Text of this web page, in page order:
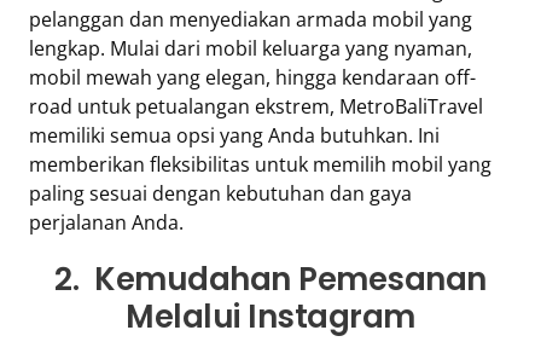
pelanggan dan menyediakan armada mobil yang
lengkap. Mulai dari mobil keluarga yang nyaman,
mobil mewah yang elegan, hingga kendaraan off-
road untuk petualangan ekstrem, MetroBaliTravel
memiliki semua opsi yang Anda butuhkan. Ini
memberikan fleksibilitas untuk memilih mobil yang
paling sesuai dengan kebutuhan dan gaya
perjalanan Anda.
2. Kemudahan Pemesanan
Melalui Instagram
Cara
Menjadi
Retizen